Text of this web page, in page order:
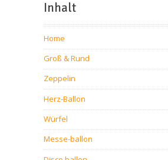
Inhalt
Home
Groß & Rund
Zeppelin
Herz-Ballon
Würfel
Messe-ballon